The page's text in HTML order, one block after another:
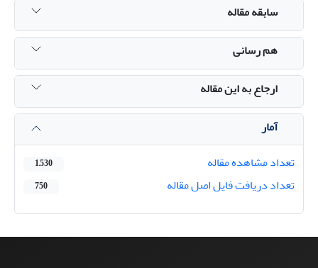
سابقه مقاله
هم رسانی
ارجاع به این مقاله
آمار
تعداد مشاهده مقاله
1,530
تعداد دریافت فایل اصل مقاله 750